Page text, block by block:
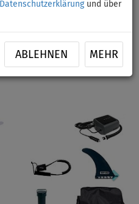
Datenschutzerklärungund über
ABLEHNEN MEHR
Next